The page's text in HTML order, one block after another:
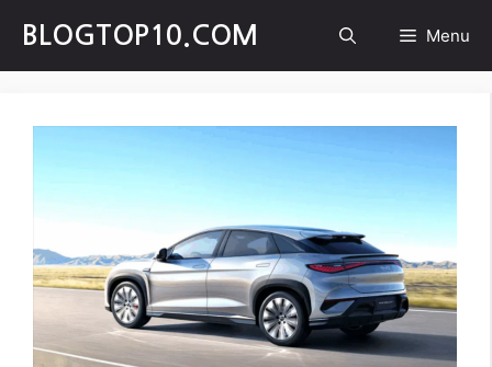
content
BLOGTOP10.COM Menu